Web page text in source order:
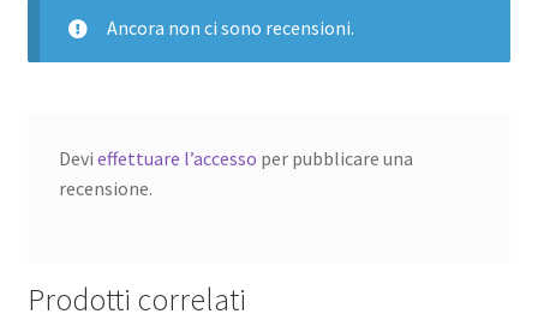
Ancora non ci sono recensioni.
Devi effettuare l’accesso per pubblicare una
recensione.
Prodotti correlati